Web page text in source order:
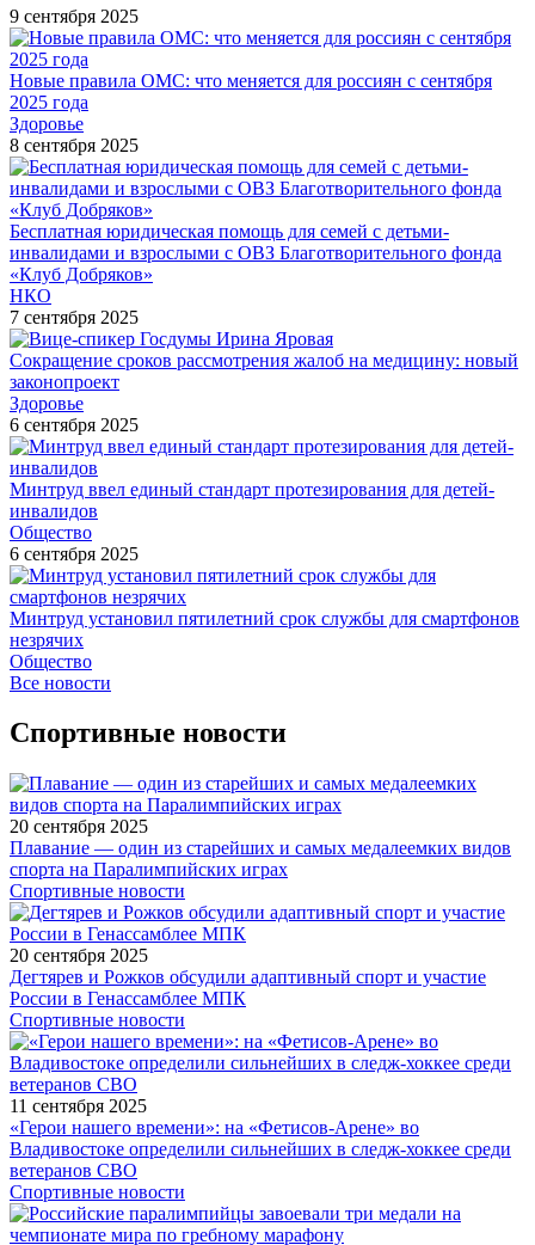
9 сентября 2025
Новые правила ОМС: что меняется для россиян с сентября
2025 года
Здоровье
8 сентября 2025
Бесплатная юридическая помощь для семей с детьми-
инвалидами и взрослыми с ОВЗ Благотворительного фонда
«Клуб Добряков»
НКО
7 сентября 2025
Сокращение сроков рассмотрения жалоб на медицину: новый
законопроект
Здоровье
6 сентября 2025
Минтруд ввел единый стандарт протезирования для детей-
инвалидов
Общество
6 сентября 2025
Минтруд установил пятилетний срок службы для смартфонов
незрячих
Общество
Все новости
Спортивные новости
20 сентября 2025
Плавание — один из старейших и самых медалеемких видов
спорта на Паралимпийских играх
Спортивные новости
20 сентября 2025
Дегтярев и Рожков обсудили адаптивный спорт и участие
России в Генассамблее МПК
Спортивные новости
11 сентября 2025
«Герои нашего времени»: на «Фетисов-Арене» во
Владивостоке определили сильнейших в следж-хоккее среди
ветеранов СВО
Спортивные новости